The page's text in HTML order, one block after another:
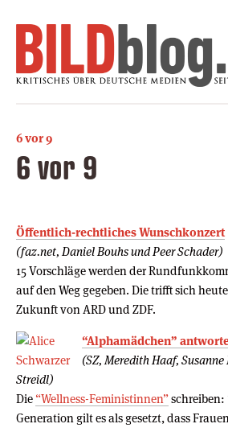
6 vor 9
6 vor 9
Öffentlich-rechtliches Wunschkonzert
(faz.net, Daniel Bouhs und Peer Schader)
15 Vorschläge werden der
auf den Weg gegeben. Die trifft sich
Zukunft von ARD und ZDF.
“Alphamädchen”
(SZ, Meredith Haaf,
Streidl)
Die “Wellness-Feministinnen”schreiben:
Generation gilt es als gesetzt, dass